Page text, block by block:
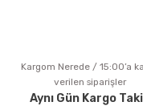
Kargom Nerede / 15:00’a
verilen siparişler
Aynı Gün Kargo